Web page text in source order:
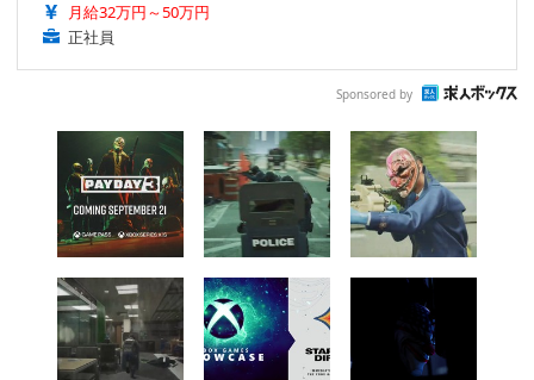
月給32万円～50万円
正社員
Sponsored by